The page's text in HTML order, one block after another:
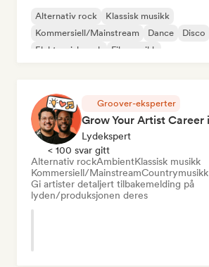
Alternativ rock
Klassisk musikk
Kommersiell/Mainstream
Dance Disco
Elektronisk rock
Filmmusikk
Groover-eksperter
Lydekspert
< 100 svar gitt
Alternativ rockAmbientKlassisk musikk
Kommersiell/MainstreamCountrymusikk
Gi artister detaljert tilbakemelding på
lyden/produksjonen deres